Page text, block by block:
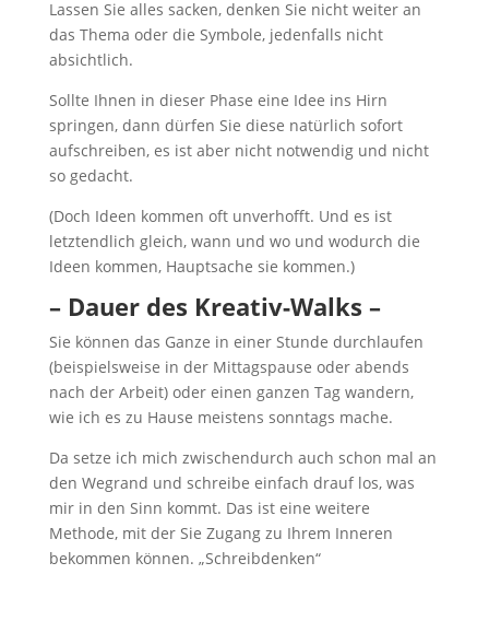
Lassen Sie alles sacken, denken Sie nicht weiter an
das Thema oder die Symbole, jedenfalls nicht
absichtlich.
Sollte Ihnen in dieser Phase eine Idee ins Hirn
springen, dann dürfen Sie diese natürlich sofort
aufschreiben, es ist aber nicht notwendig und nicht
so gedacht.
(Doch Ideen kommen oft unverhofft. Und es ist
letztendlich gleich, wann und wo und wodurch die
Ideen kommen, Hauptsache sie kommen.)
– Dauer des Kreativ-Walks –
Sie können das Ganze in einer Stunde durchlaufen
(beispielsweise in der Mittagspause oder abends
nach der Arbeit) oder einen ganzen Tag wandern,
wie ich es zu Hause meistens sonntags mache.
Da setze ich mich zwischendurch auch schon mal an
den Wegrand und schreibe einfach drauf los, was
mir in den Sinn kommt. Das ist eine weitere
Methode, mit der Sie Zugang zu Ihrem Inneren
bekommen können. „Schreibdenken“